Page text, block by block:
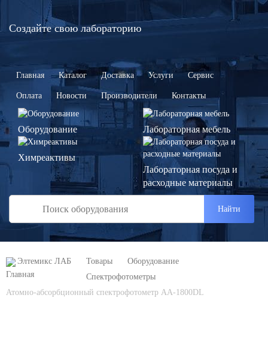
Создайте свою лабораторию
Главная Каталог Доставка Услуги Сервис
Оплата Новости Производители Контакты
Оборудование Лабораторная мебель
Химреактивы
Лабораторная посуда и
расходные материалы
Найти
Элтемикс ЛАБ Товары
Оборудование
Спектрофотометры
Атомно-абсорбционный спектрофотометр AA-1800DL